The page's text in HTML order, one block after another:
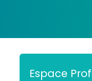
Espace